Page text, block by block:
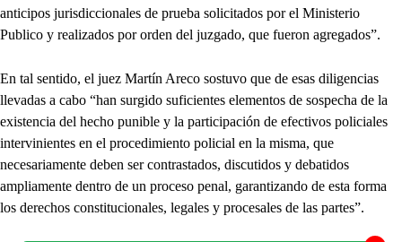
anticipos jurisdiccionales de prueba solicitados por el Ministerio
Publico y realizados por orden del juzgado, que fueron agregados”.
En tal sentido, el juez Martín Areco sostuvo que de esas diligencias
llevadas a cabo “han surgido suficientes elementos de sospecha de la
existencia del hecho punible y la participación de efectivos policiales
intervinientes en el procedimiento policial en la misma, que
necesariamente deben ser contrastados, discutidos y debatidos
ampliamente dentro de un proceso penal, garantizando de esta forma
los derechos constitucionales, legales y procesales de las partes”.